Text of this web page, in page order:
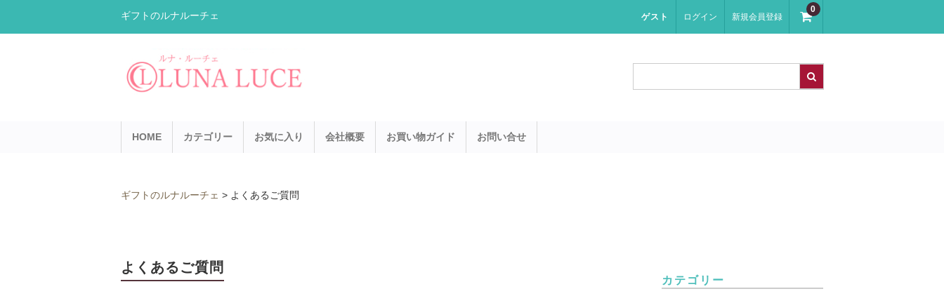
ギフトのルナルーチェ ゲスト ログイン 新規会員登録
0
HOME カテゴリー お気に入り 会社概要 お買い物ガイド お問い合せ
ギフトのルナルーチェ > よくあるご質問
よくあるご質問
カテゴリー